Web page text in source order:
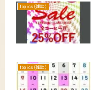
topics(雑談)
topics(雑談)